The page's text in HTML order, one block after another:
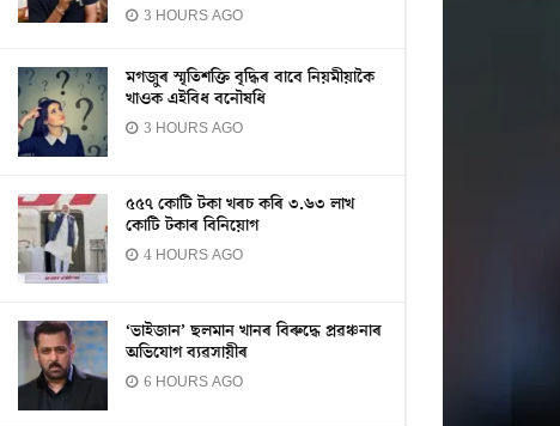
3 HOURS AGO
মগজুৰ স্মৃতিশক্তি বৃদ্ধিৰ বাবে নিয়মীয়াকৈ
খাওক এইবিধ বনৌষধি
3 HOURS AGO
৫৫৭ কোটি টকা খৰচ কৰি ৩.৬৩ লাখ
কোটি টকাৰ বিনিয়োগ
4 HOURS AGO
‘ভাইজান’ ছলমান খানৰ বিৰুদ্ধে প্ৰৱঞ্চনাৰ
অভিযোগ ব্যৱসায়ীৰ
6 HOURS AGO